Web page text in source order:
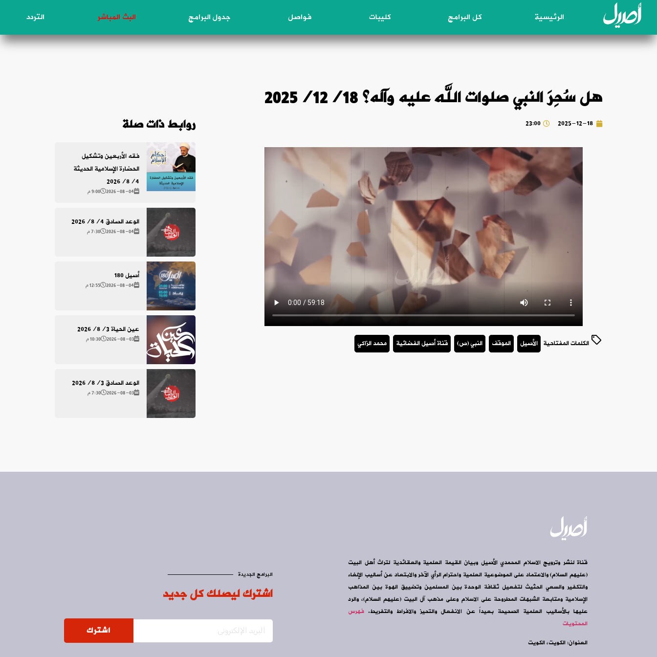
الرئيسية كل البرامج كليبات فواصل جدول البرامج البث المباشر التردد
هل سُحِرَ النبي صلوات الله عليه وآله؟ 2025/12/18
2025-12-18
23:00
الكلمات المفتاحية الأصيل الموقف النبي (ص) قناة أصيل الفضائية محمد الزاكي
روابط ذات صلة
فقه الأربعين وتشكيل
الحضارة الإسلامية الحديثة
2026/8/4
2026-08-04 9:00 م
الوعد الصادق 2026/8/4
2026-08-04 7:30 م
أصيل 180
2026-08-04 12:55 م
عين الحياة 2026/8/3
2026-08-03 10:30 م
الوعد الصادق 2026/8/3
2026-08-03 7:30 م
قناة لنشر وترويج الاسلام المحمدي الأصيل وبيان القيمة العلمية والعقائدية لتراث أهل البيت
(عليهم السلام) والاعتماد على الموضوعية العلمية واحترام الرأي الآخر والابتعاد عن أساليب الإلغاء
والتكفير والسعي الحثيث لتفعيل ثقافة الوحدة بين المسلمين وتضييق الهوة بين المذاهب
الإسلامية ومتابعة الشبهات المطروحة على الاسلام وعلى مذهب آل البيت (عليهم السلام)، والرد
عليها بالأساليب العلمية الصحيحة بعيداً عن الانفعال والتحيز والافراط والتفريط. فهرس
المحتويات
العنوان: الكويت، الكويت
البرامج الجديدة
اشترك ليصلك كل جديد
اشترك